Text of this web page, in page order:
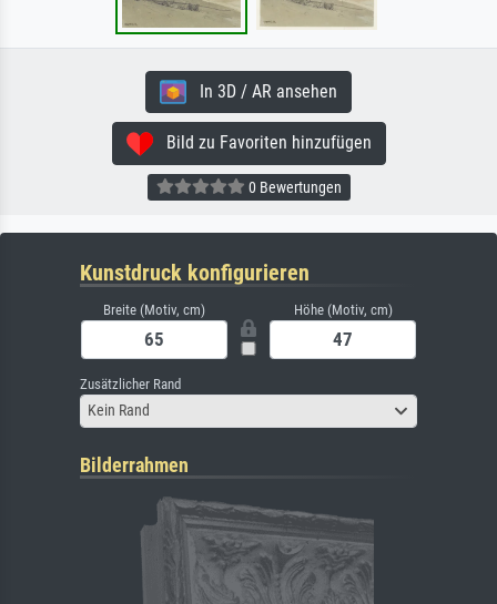
In 3D / AR ansehen
Bild zu Favoriten hinzufügen
0 Bewertungen
Kunstdruck konfigurieren
Breite (Motiv, cm) Höhe (Motiv, cm)
Zusätzlicher Rand
Kein Rand
Bilderrahmen